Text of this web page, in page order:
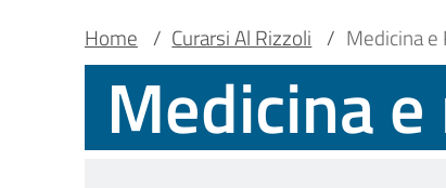
Navigazione
principale
Main container
Briciole
Home / Curarsi Al Rizzoli / Medicina
Medicina